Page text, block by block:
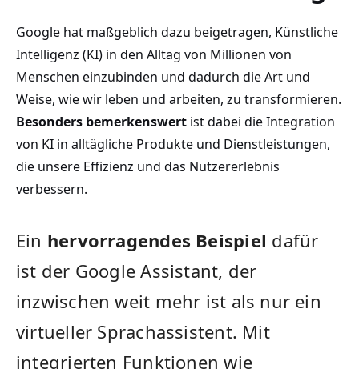
Google ‍hat maßgeblich dazu beigetragen, Künstliche‌
Intelligenz (KI) in​ den Alltag von Millionen von
Menschen einzubinden und ‍dadurch‍ die Art und
Weise,⁢ wie wir leben und arbeiten,⁢ zu transformieren.
Besonders bemerkenswert ist ‌dabei die Integration
von KI in alltägliche‍ Produkte und ⁢Dienstleistungen,
die unsere Effizienz und ‍das Nutzererlebnis
verbessern.
Ein hervorragendes Beispiel ⁤dafür
ist der Google Assistant, der
inzwischen‌ weit mehr ist als nur ‍ein
virtueller Sprachassistent. Mit
integrierten Funktionen wie